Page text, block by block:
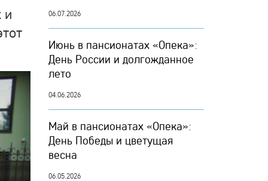
и
06.07.2026
Июнь в пансионатах «Опека»:
День России и долгожданное
лето
04.06.2026
Май в пансионатах «Опека»:
День Победы и цветущая
весна
06.05.2026